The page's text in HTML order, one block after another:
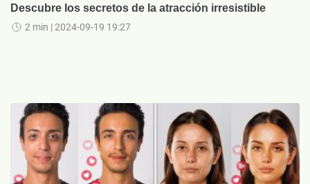
Descubre los secretos de la atracción irresistible
2 min | 2024-09-19 19:27